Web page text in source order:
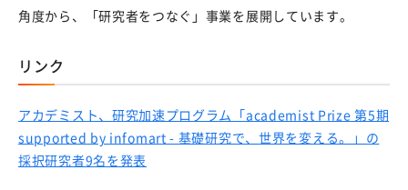
角度から、「研究者をつなぐ」事業を展開しています。
リンク
アカデミスト、研究加速プログラム「academist Prize 第5期
supported by infomart - 基礎研究で、世界を変える。」の
採択研究者9名を発表